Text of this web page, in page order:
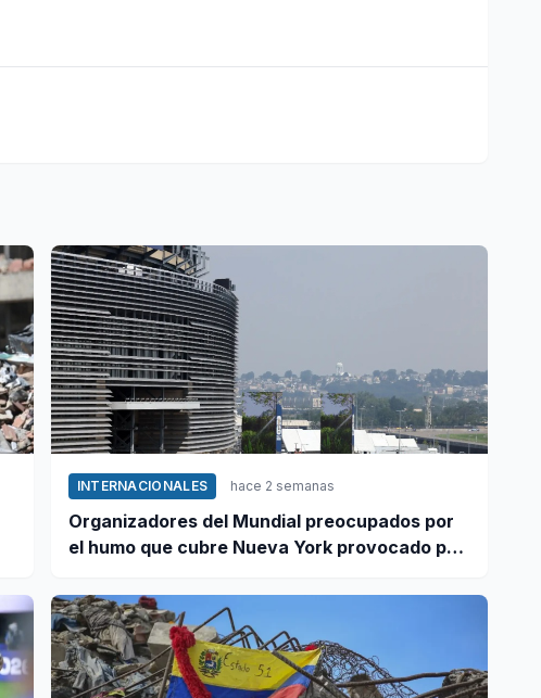
INTERNACIONALES hace 2 semanas
Organizadores del Mundial preocupados por
el humo que cubre Nueva York provocado por